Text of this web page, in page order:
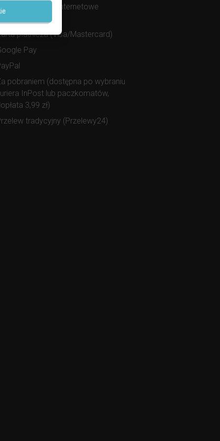
przelewy internetowe
płatnicza (Visa/Mastercard)
Pay
pobraniem (dostępna po wybraniu
InPost lub paczkomatów,
3,99 zł)
tradycyjny (Przelewy24)